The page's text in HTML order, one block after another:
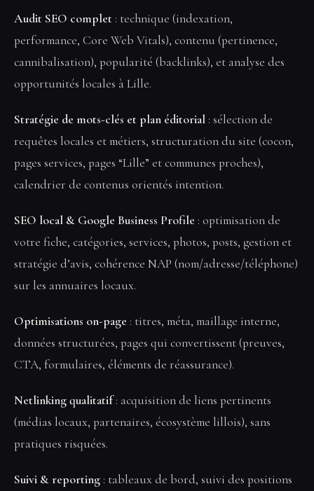
Audit SEO complet : technique (indexation,
performance, Core Web Vitals), contenu (pertinence,
cannibalisation), popularité (backlinks), et analyse des
opportunités locales à Lille.
Stratégie de mots-clés et plan éditorial : sélection de
requêtes locales et métiers, structuration du site (cocon,
pages services, pages “Lille” et communes proches),
calendrier de contenus orientés intention.
SEO local & Google Business Profile : optimisation de
votre fiche, catégories, services, photos, posts, gestion et
stratégie d’avis, cohérence NAP (nom/adresse/téléphone)
sur les annuaires locaux.
Optimisations on-page : titres, méta, maillage interne,
données structurées, pages qui convertissent (preuves,
CTA, formulaires, éléments de réassurance).
Netlinking qualitatif: acquisition de liens pertinents
(médias locaux, partenaires, écosystème lillois), sans
pratiques risquées.
Suivi & reporting : tableaux de bord, suivi des positions